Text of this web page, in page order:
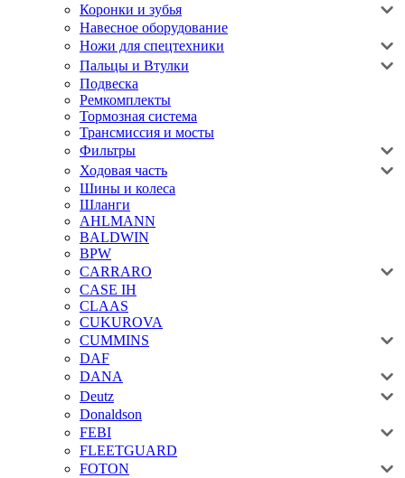
Коронки и зубья
Навесное оборудование
Ножи для спецтехники
Пальцы и Втулки
Подвеска
Ремкомплекты
Тормозная система
Трансмиссия и мосты
Фильтры
Ходовая часть
Шины и колеса
Шланги
AHLMANN
BALDWIN
BPW
CARRARO
CASE IH
CLAAS
CUKUROVA
CUMMINS
DAF
DANA
Deutz
Donaldson
FEBI
FLEETGUARD
FOTON